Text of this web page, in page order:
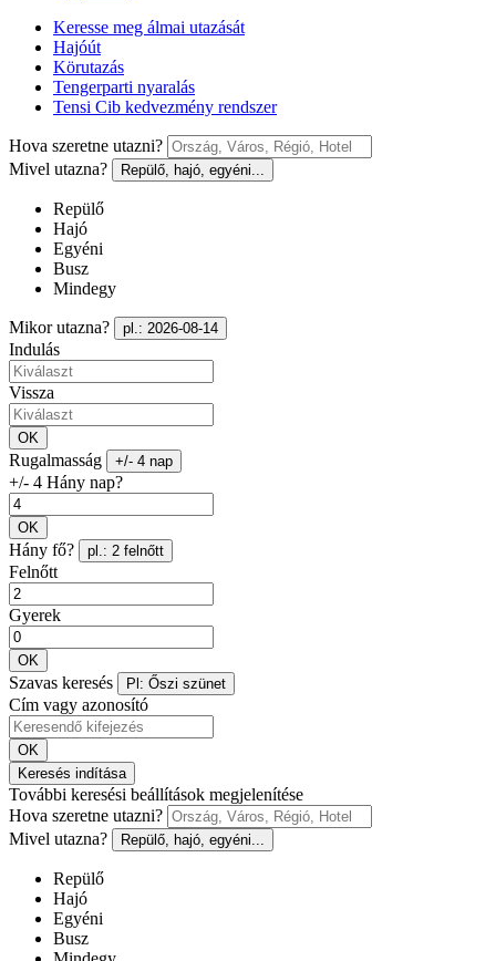
Keresse meg álmai utazását
Hajóút
Körutazás
Tengerparti nyaralás
Tensi Cib kedvezmény rendszer
Hova szeretne utazni?
Mivel utazna?
Repülő, hajó, egyéni...
Repülő
Hajó
Egyéni
Busz
Mindegy
Mikor utazna? pl.: 2026-08-14
Indulás
Vissza
OK
Rugalmasság +/- 4 nap
+/- 4 Hány nap?
OK
Hány fő? pl.: 2 felnőtt
Felnőtt
Gyerek
OK
Szavas keresés Pl: Őszi szünet
Cím vagy azonosító
OK
Keresés indítása
További keresési beállítások megjelenítése
Hova szeretne utazni?
Mivel utazna?
Repülő, hajó, egyéni...
Repülő
Hajó
Egyéni
Busz